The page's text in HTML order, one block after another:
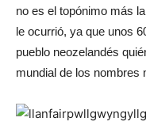
no es el topónimo más
le ocurrió, ya que unos
pueblo neozelandés
mundial de los nombres